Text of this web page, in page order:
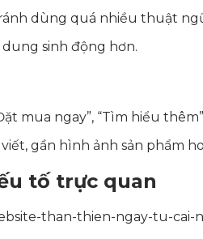
dùng quá nhiều thuật
sinh động hơn.
mua ngay”, “Tìm hiểu
gần hình ảnh sản phẩm
tố trực quan